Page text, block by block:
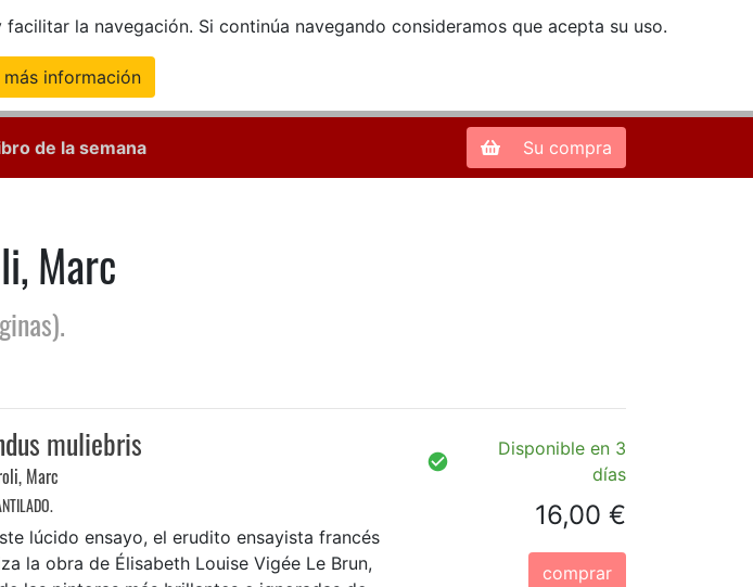
la navegación. Si continúa navegando consideramos que acepta su uso.
más información
Zona de Clientes
de la semana Su compra
Marc
muliebris
Marc
lúcido ensayo, el erudito ensayista francés
la obra de Élisabeth Louise Vigée Le Brun,
Disponible en 3
días
16,00 €
comprar